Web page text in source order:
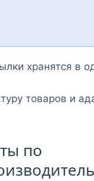
хранятся в
товаров и
по